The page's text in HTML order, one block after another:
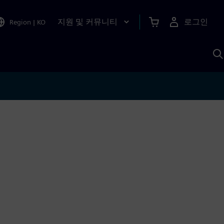
Region | KO 지원 및 커뮤니티 로그인